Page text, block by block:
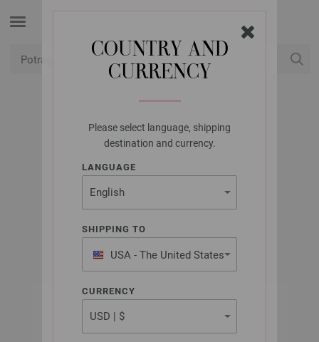
COUNTRY AND
CURRENCY
Please select language, shipping
destination and currency.
LANGUAGE
SHIPPING TO
USA - The United States
of America
CURRENCY
UNION KNOPF
UNION KNOPF
44840/30MM